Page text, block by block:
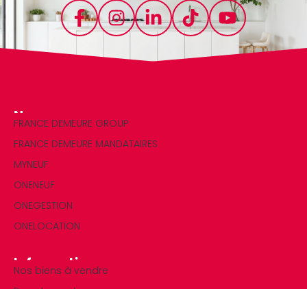
Nos marques
FRANCE DEMEURE GROUP
FRANCE DEMEURE MANDATAIRES
MYNEUF
ONENEUF
ONEGESTION
ONELOCATION
Informations
Nos biens à vendre